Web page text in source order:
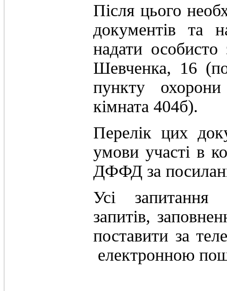
Після цього
документів та
надати
Шевченка, 16
пункту
кімната 404б).
Перелік цих
умови участі в
ДФФД за
Усі
запитів,
поставити за
електронною